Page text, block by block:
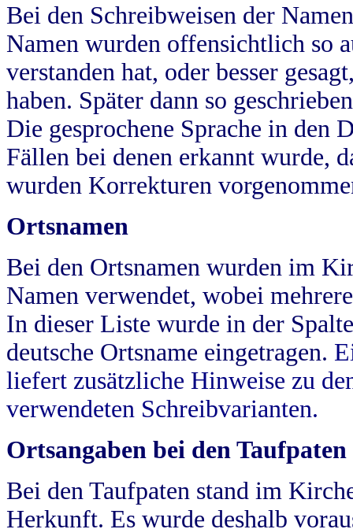
Bei den Schreibweisen der
Namen wurden offensichtlich so
verstanden hat, oder besser
haben. Später dann so
Die gesprochene Sprache in
Fällen bei denen erkannt wurde,
wurden Korrekturen
Ortsnamen
Bei den Ortsnamen wurden im
Namen verwendet, wobei
In dieser Liste wurde in der
deutsche Ortsname eingetragen.
liefert zusätzliche Hinweise zu
verwendeten Schreibvarianten.
Ortsangaben bei den Taufpaten
Bei den Taufpaten stand im
Herkunft. Es wurde deshalb